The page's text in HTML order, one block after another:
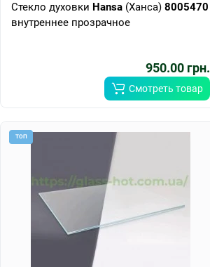
Стекло духовки Hansa (Ханса) 8005470
внутреннее прозрачное
950.00 грн.
Смотреть товар
ТОП